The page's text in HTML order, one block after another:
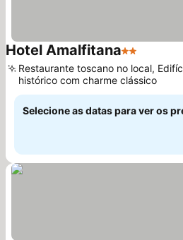
Hotel Amalfitana2 Estrelas
Restaurante toscano no local,
histórico com charme clássico
Selecione as datas para ver os